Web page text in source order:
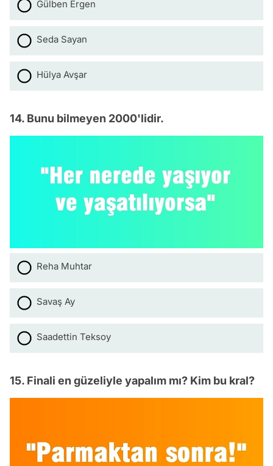
Gülben Ergen
Seda Sayan
Hülya Avşar
14. Bunu bilmeyen 2000'lidir.
Reha Muhtar
Savaş Ay
Saadettin Teksoy
15. Finali en güzeliyle yapalım mı? Kim bu kral?